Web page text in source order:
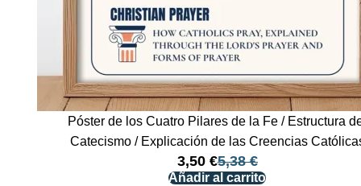
Póster de los Cuatro Pilares de la Fe / Estructura
Catecismo / Explicación de las Creencias
5,38€
3,50 €
Añadir al carrito